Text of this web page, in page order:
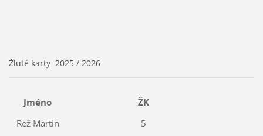
Žluté karty 2025 / 2026
Jméno
ŽK
Rež Martin
5